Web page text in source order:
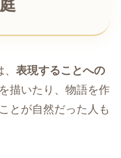
表現することへの
描いたり、物語を作
とが自然だった人も